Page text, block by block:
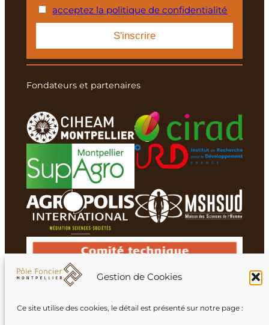
Gestion de Cookies
Ce site utilise des cookies, le détail est présenté sur notre page :
acceptez la politique de confidentialité
Fondateurs et partenaires